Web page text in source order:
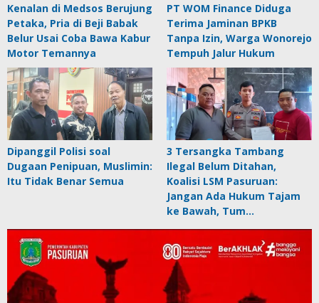
Kenalan di Medsos Berujung
Petaka, Pria di Beji Babak
Belur Usai Coba Bawa Kabur
Motor Temannya
PT WOM Finance Diduga
Terima Jaminan BPKB
Tanpa Izin, Warga Wonorejo
Tempuh Jalur Hukum
Dipanggil Polisi soal
Dugaan Penipuan, Muslimin:
Itu Tidak Benar Semua
3 Tersangka Tambang
Ilegal Belum Ditahan,
Koalisi LSM Pasuruan:
Jangan Ada Hukum Tajam
ke Bawah, Tum…